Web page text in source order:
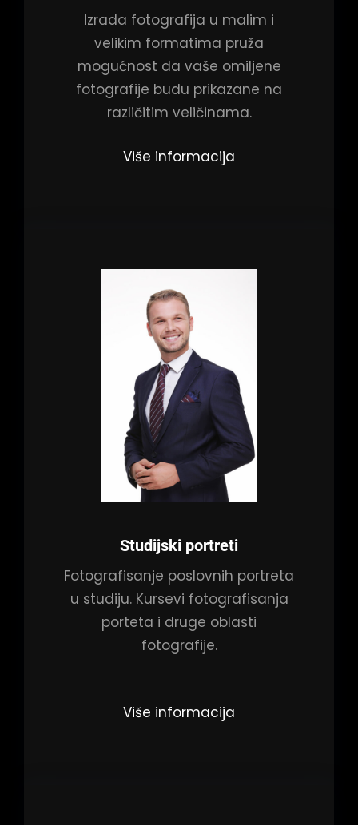
Izrada fotografija u malim i
velikim formatima pruža
mogućnost da vaše omiljene
fotografije budu prikazane na
različitim veličinama.
Više informacija
Studijski portreti
Fotografisanje poslovnih portreta
u studiju. Kursevi fotografisanja
porteta i druge oblasti
fotografije.
Više informacija